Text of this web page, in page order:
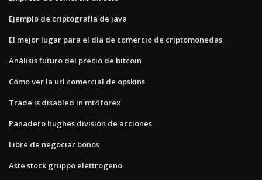
Ejemplo de criptografía de java
El mejor lugar para el día de comercio de criptomonedas
Análisis futuro del precio de bitcoin
Cómo ver la url comercial de opskins
Trade is disabled in mt4 forex
Panadero hughes división de acciones
Libre de negociar bonos
Aste stock gruppo elettrogeno